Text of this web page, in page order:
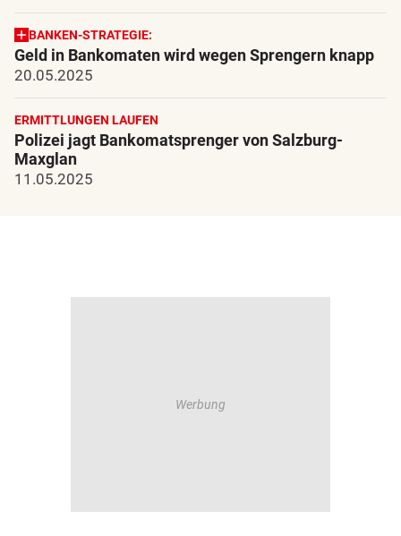
BANKEN-STRATEGIE:
Geld in Bankomaten wird wegen Sprengern knapp
20.05.2025
ERMITTLUNGEN LAUFEN
Polizei jagt Bankomatsprenger von Salzburg-
Maxglan
11.05.2025